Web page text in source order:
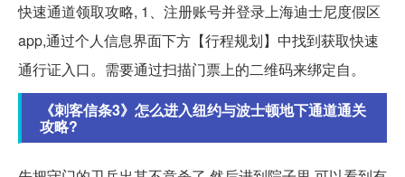
快速通道领取攻略, 1、注册账号并登录上海迪士尼度假区
app,通过个人信息界面下方【行程规划】中找到获取快速
通行证入口。需要通过扫描门票上的二维码来绑定自。
《刺客信条3》怎么进入纽约与波士顿地下通道通关
攻略?